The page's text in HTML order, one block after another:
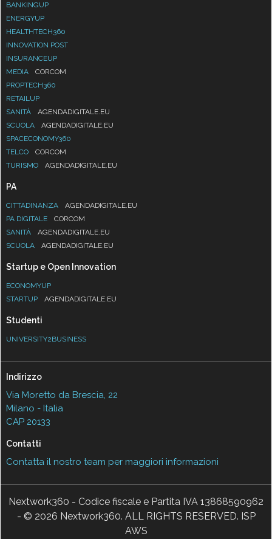
BANKINGUP
ENERGYUP
HEALTHTECH360
INNOVATION POST
INSURANCEUP
MEDIA
CORCOM
PROPTECH360
RETAILUP
SANITÀ
AGENDADIGITALE.EU
SCUOLA
AGENDADIGITALE.EU
SPACECONOMY360
TELCO
CORCOM
TURISMO
AGENDADIGITALE.EU
PA
CITTADINANZA
AGENDADIGITALE.EU
PA DIGITALE
CORCOM
SANITÀ
AGENDADIGITALE.EU
SCUOLA
AGENDADIGITALE.EU
Startup e Open Innovation
ECONOMYUP
STARTUP
AGENDADIGITALE.EU
Studenti
UNIVERSITY2BUSINESS
Indirizzo
Via Moretto da Brescia, 22
Milano - Italia
CAP 20133
Contatti
Contatta il nostro team per maggiori informazioni
Nextwork360 - Codice fiscale e Partita IVA 13868590962
- © 2026 Nextwork360. ALL RIGHTS RESERVED. ISP
AWS